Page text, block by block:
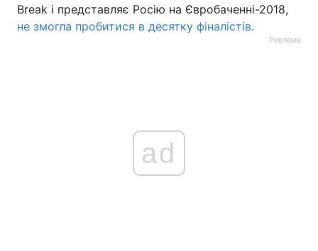
Break і представляє Росію на Євробаченні-2018,
не змогла пробитися в десятку фіналістів.
Реклама
ad